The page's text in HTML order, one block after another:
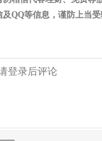
QQ等信息，谨防上当受